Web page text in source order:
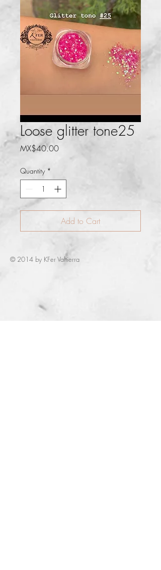
Loose glitter tone25
MX$40.00Price
Quantity *
Add to Cart
© 2014 by KFer Valtierra